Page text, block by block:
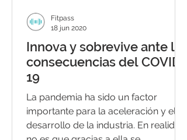
Innova y sobrevive ante las
consecuencias del COVID-
19
La pandemia ha sido un factor
importante para la aceleración y el
desarrollo de la industria. En realidad
Fitpass
18 jun 2020